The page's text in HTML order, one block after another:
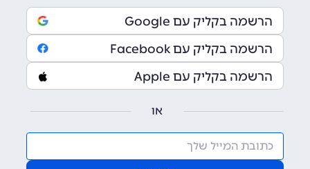
הרשמה בקליק עם Google
הרשמה בקליק עם Facebook
הרשמה בקליק עם Apple
או